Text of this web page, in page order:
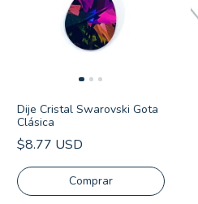
Dije Cristal Swarovski Gota
Clásica
$8.77 USD